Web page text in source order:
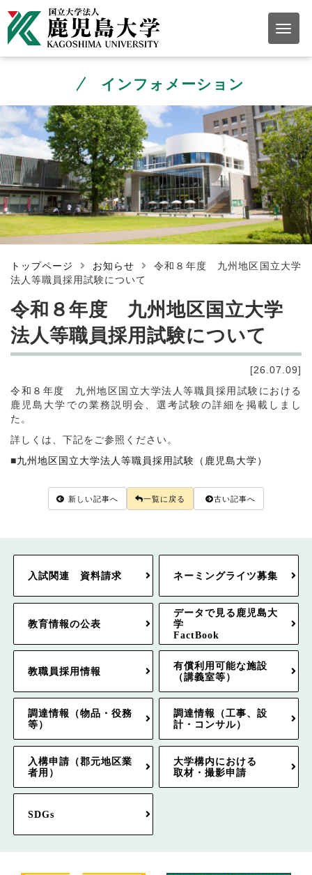
インフォメーション
トップページ お知らせ
令和８年度 九州地区国立大学
法人等職員採用試験について
令和８年度 九州地区国立大学
法人等職員採用試験について
[26.07.09]
令和８年度 九州地区国立大学法人等職員採用試験における
鹿児島大学での業務説明会、選考試験の詳細を掲載しまし
た。
詳しくは、下記をご参照ください。
■九州地区国立大学法人等職員採用試験（鹿児島大学）
新しい記事へ 一覧に戻る 古い記事へ
入試関連 資料請求 ネーミングライツ募集
教育情報の公表
データで見る鹿児島大
学
FactBook
教職員採用情報
有償利用可能な施設
（講義室等）
調達情報（物品・役務
等）
調達情報（工事、設
計・コンサル）
入構申請（郡元地区業
者用）
大学構内における
取材・撮影申請
SDGs